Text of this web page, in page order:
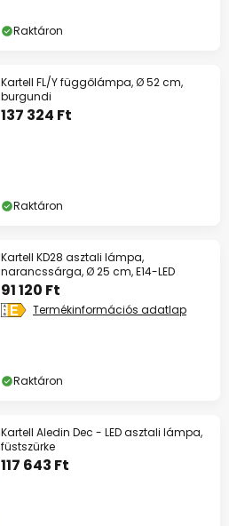
Raktáron
Kartell FL/Y függőlámpa, Ø 52 cm,
burgundi
137 324 Ft
Raktáron
Kartell KD28 asztali lámpa,
narancssárga, Ø 25 cm, E14-LED
91 120 Ft
Termékinformációs adatlap
Raktáron
Kartell Aledin Dec - LED asztali lámpa,
füstszürke
117 643 Ft